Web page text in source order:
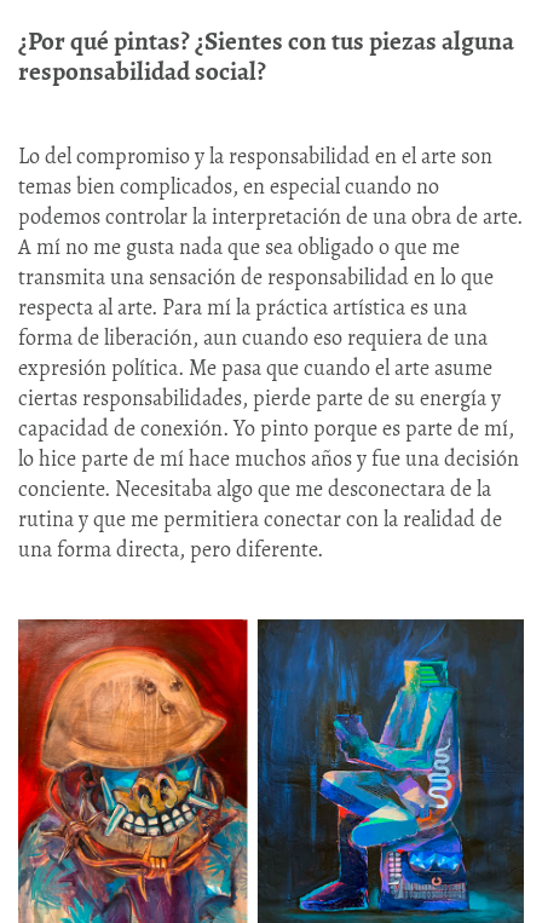
¿Por qué pintas? ¿Sientes con tus piezas alguna
responsabilidad social?
Lo del compromiso y la responsabilidad en el arte son
temas bien complicados, en especial cuando no
podemos controlar la interpretación de una obra de arte.
A mí no me gusta nada que sea obligado o que me
transmita una sensación de responsabilidad en lo que
respecta al arte. Para mí la práctica artística es una
forma de liberación, aun cuando eso requiera de una
expresión política. Me pasa que cuando el arte asume
ciertas responsabilidades, pierde parte de su energía y
capacidad de conexión. Yo pinto porque es parte de mí,
lo hice parte de mí hace muchos años y fue una decisión
conciente. Necesitaba algo que me desconectara de la
rutina y que me permitiera conectar con la realidad de
una forma directa, pero diferente.